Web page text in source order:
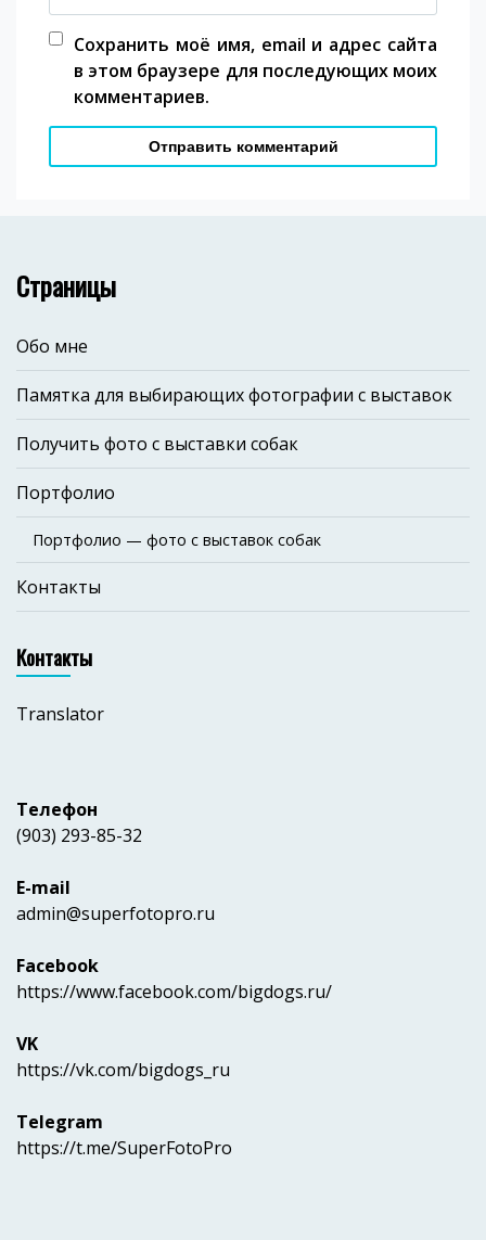
Сохранить моё имя, email и адрес сайта
в этом браузере для последующих моих
комментариев.
Страницы
Обо мне
Памятка для выбирающих фотографии с выставок
Получить фото с выставки собак
Портфолио
Портфолио — фото с выставок собак
Контакты
Контакты
Translator
Телефон
(903) 293-85-32
E-mail
admin@superfotopro.ru
Facebook
https://www.facebook.com/bigdogs.ru/
VK
https://vk.com/bigdogs_ru
Telegram
https://t.me/SuperFotoPro